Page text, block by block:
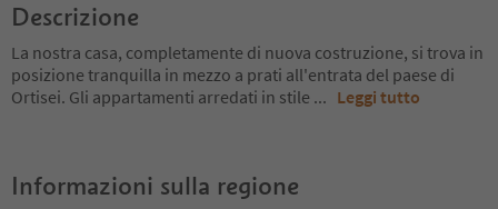
Descrizione
La nostra casa, completamente di nuova costruzione, si trova in
posizione tranquilla in mezzo a prati all'entrata del paese di
Ortisei. Gli appartamenti arredati in stile ... Leggi tutto
Informazioni sulla regione